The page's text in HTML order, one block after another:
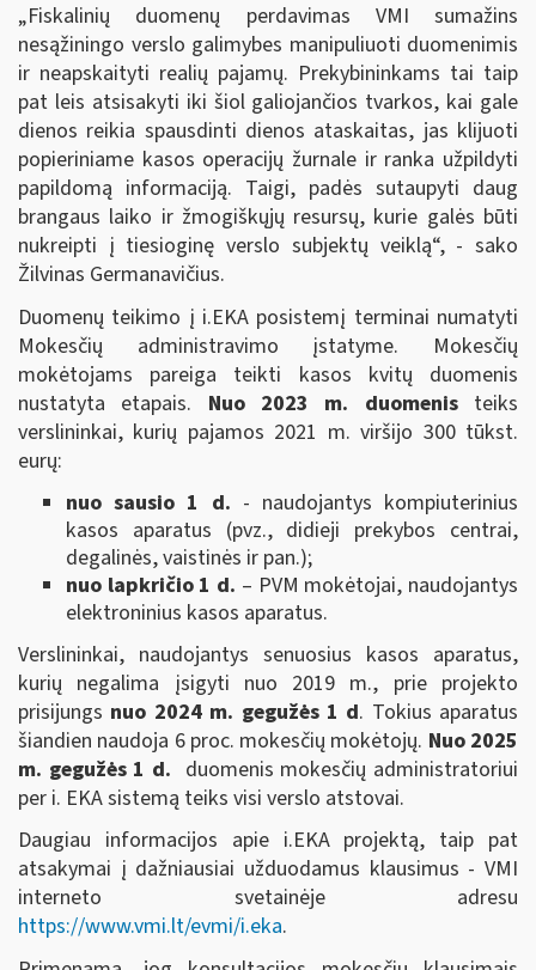
„Fiskalinių duomenų perdavimas VMI sumažins
nesąžiningo verslo galimybes manipuliuoti duomenimis
ir neapskaityti realių pajamų. Prekybininkams tai taip
pat leis atsisakyti iki šiol galiojančios tvarkos, kai gale
dienos reikia spausdinti dienos ataskaitas, jas klijuoti
popieriniame kasos operacijų žurnale ir ranka užpildyti
papildomą informaciją. Taigi, padės sutaupyti daug
brangaus laiko ir žmogiškųjų resursų, kurie galės būti
nukreipti į tiesioginę verslo subjektų veiklą“, - sako
Žilvinas Germanavičius.
Duomenų teikimo į i.EKA posistemį terminai numatyti
Mokesčių administravimo įstatyme. Mokesčių
mokėtojams pareiga teikti kasos kvitų duomenis
nustatyta etapais. Nuo 2023 m. duomenisteiks
verslininkai, kurių pajamos 2021 m. viršijo 300 tūkst.
eurų:
nuo sausio 1 d. - naudojantys kompiuterinius
kasos aparatus (pvz., didieji prekybos centrai,
degalinės, vaistinės ir pan.);
nuo lapkričio 1 d. – PVM mokėtojai, naudojantys
elektroninius kasos aparatus.
Verslininkai, naudojantys senuosius kasos aparatus,
kurių negalima įsigyti nuo 2019 m., prie projekto
prisijungs nuo 2024 m. gegužės 1 d. Tokius aparatus
šiandien naudoja 6 proc. mokesčių mokėtojų. Nuo 2025
m. gegužės 1 d. duomenis mokesčių administratoriui
per i. EKA sistemą teiks visi verslo atstovai.
Daugiau informacijos apie i.EKA projektą, taip pat
atsakymai į dažniausiai užduodamus klausimus - VMI
interneto svetainėje adresu
https://www.vmi.lt/evmi/i.eka.